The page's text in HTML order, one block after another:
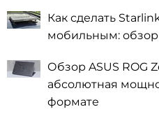
Как сделать
мобильным:
Обзор ASUS ROG
абсолютная
формате